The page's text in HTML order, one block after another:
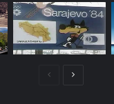
PrethodnaNaredna